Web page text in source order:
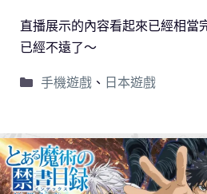
直播展示的內容看起來已經相當
已經不遠了～
手機遊戲、 日本遊戲